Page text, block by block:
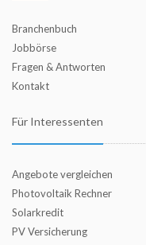
Branchenbuch
Jobbörse
Fragen & Antworten
Kontakt
Für Interessenten
Angebote vergleichen
Photovoltaik Rechner
Solarkredit
PV Versicherung